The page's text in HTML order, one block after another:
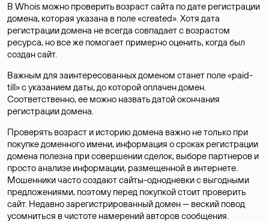
В Whois можно проверить возраст сайта по дате регистрации
домена, которая указана в поле «created». Хотя дата
регистрации домена не всегда совпадает с возрастом
ресурса, но все же помогает примерно оценить, когда был
создан сайт.
Важным для заинтересованных доменом станет поле «paid-
till» с указанием даты, до которой оплачен домен.
Соответственно, ее можно назвать датой окончания
регистрации домена.
Проверять возраст и историю домена важно не только при
покупке доменного имени, информация о сроках регистрации
домена полезна при совершении сделок, выборе партнеров и
просто анализе информации, размещенной в интернете.
Мошенники часто создают сайты-однодневки с выгодными
предложениями, поэтому перед покупкой стоит проверить
сайт. Недавно зарегистрированный домен — веский повод
усомниться в чистоте намерений авторов сообщения.